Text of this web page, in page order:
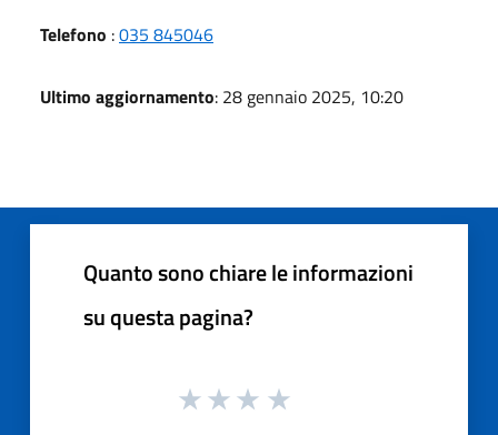
Telefono :035 845046
Ultimo aggiornamento: 28 gennaio 2025, 10:20
Quanto sono chiare le informazioni
su questa pagina?